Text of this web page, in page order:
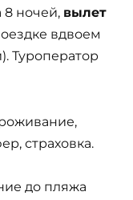
8 ночей, вылет
вдвоем
Туроператор
страховка.
до пляжа